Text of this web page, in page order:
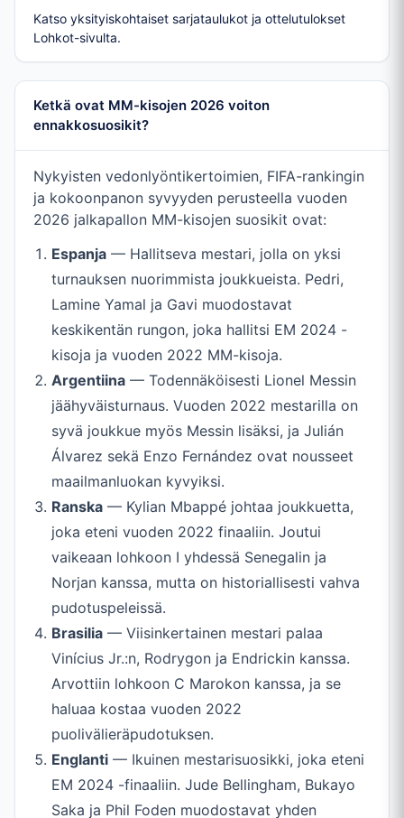
Katso yksityiskohtaiset sarjataulukot ja ottelutulokset
Lohkot-sivulta.
Ketkä ovat MM-kisojen 2026 voiton
ennakkosuosikit?
Nykyisten vedonlyöntikertoimien, FIFA-rankingin
ja kokoonpanon syvyyden perusteella vuoden
2026 jalkapallon MM-kisojen suosikit ovat:
Espanja — Hallitseva mestari, jolla on yksi
turnauksen nuorimmista joukkueista. Pedri,
Lamine Yamal ja Gavi muodostavat
keskikentän rungon, joka hallitsi EM 2024 -
kisoja ja vuoden 2022 MM-kisoja.
Argentiina — Todennäköisesti Lionel Messin
jäähyväisturnaus. Vuoden 2022 mestarilla on
syvä joukkue myös Messin lisäksi, ja Julián
Álvarez sekä Enzo Fernández ovat nousseet
maailmanluokan kyvyiksi.
Ranska — Kylian Mbappé johtaa joukkuetta,
joka eteni vuoden 2022 finaaliin. Joutui
vaikeaan lohkoon I yhdessä Senegalin ja
Norjan kanssa, mutta on historiallisesti vahva
pudotuspeleissä.
Brasilia — Viisinkertainen mestari palaa
Vinícius Jr.:n, Rodrygon ja Endrickin kanssa.
Arvottiin lohkoon C Marokon kanssa, ja se
haluaa kostaa vuoden 2022
puolivälieräpudotuksen.
Englanti — Ikuinen mestarisuosikki, joka eteni
EM 2024 -finaaliin. Jude Bellingham, Bukayo
Saka ja Phil Foden muodostavat yhden